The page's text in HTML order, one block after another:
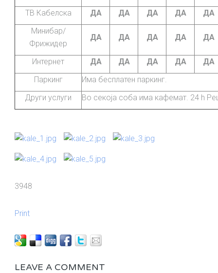
ТВ Кабелска
ДА ДА ДА ДА
ДА
Минибар/
Фрижидер
ДА ДА ДА ДА ДА
Интернет ДА ДА ДА ДА
ДА
Паркинг
Има бесплатен паркинг.
Други услуги
Во секоја соба има кафемат. 24 h
3948
Print
LEAVE A COMMENT